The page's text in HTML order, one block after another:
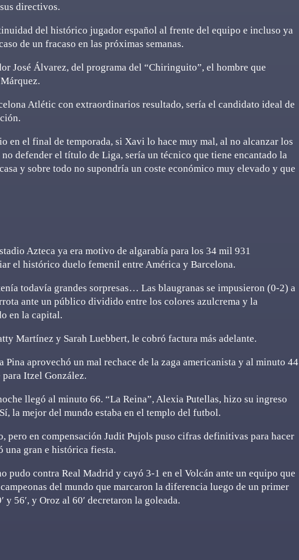
directivos.
del histórico jugador español al frente del equipo e incluso ya
de un fracaso en las próximas semanas.
José Álvarez, del programa del “Chiringuito”, el hombre que
Atlétic con extraordinarios resultado, sería el candidato ideal de
en el final de temporada, si Xavi lo hace muy mal, al no alcanzar los
defender el título de Liga, sería un técnico que tiene encantado la
y sobre todo no supondría un coste económico muy elevado y que
Azteca ya era motivo de algarabía para los 34 mil 931
el histórico duelo femenil entre América y Barcelona.
todavía grandes sorpresas… Las blaugranas se impusieron (0-2) a
ante un público dividido entre los colores azulcrema y la
en la capital.
Martínez y Sarah Luebbert, le cobró factura más adelante.
aprovechó un mal rechace de la zaga americanista y al minuto 44
Itzel González.
llegó al minuto 66. “La Reina”, Alexia Putellas, hizo su ingreso
la mejor del mundo estaba en el templo del futbol.
pero en compensación Judit Pujols puso cifras definitivas para hacer
una gran e histórica fiesta.
contra Real Madrid y cayó 3-1 en el Volcán ante un equipo que
del mundo que marcaron la diferencia luego de un primer
56′, y Oroz al 60′ decretaron la goleada.